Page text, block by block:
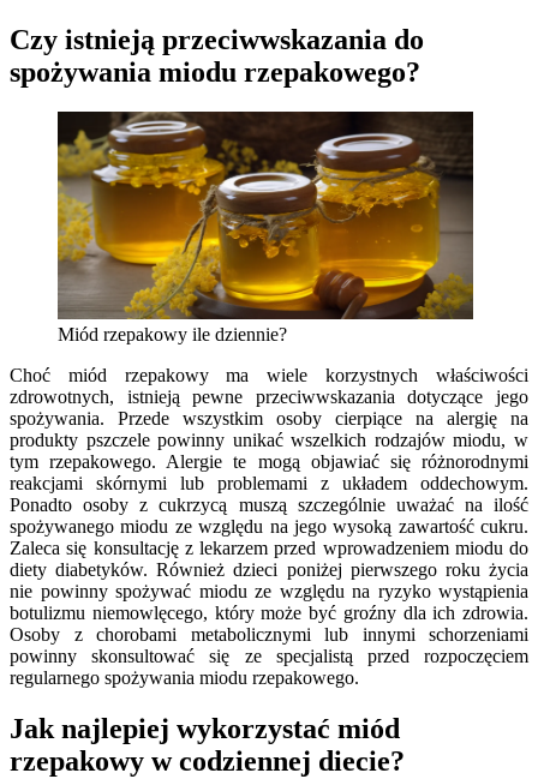
Czy istnieją przeciwwskazania do
spożywania miodu rzepakowego?
Miód rzepakowy ile dziennie?
Choć miód rzepakowy ma wiele korzystnych właściwości
zdrowotnych, istnieją pewne przeciwwskazania dotyczące jego
spożywania. Przede wszystkim osoby cierpiące na alergię na
produkty pszczele powinny unikać wszelkich rodzajów miodu, w
tym rzepakowego. Alergie te mogą objawiać się różnorodnymi
reakcjami skórnymi lub problemami z układem oddechowym.
Ponadto osoby z cukrzycą muszą szczególnie uważać na ilość
spożywanego miodu ze względu na jego wysoką zawartość cukru.
Zaleca się konsultację z lekarzem przed wprowadzeniem miodu do
diety diabetyków. Również dzieci poniżej pierwszego roku życia
nie powinny spożywać miodu ze względu na ryzyko wystąpienia
botulizmu niemowlęcego, który może być groźny dla ich zdrowia.
Osoby z chorobami metabolicznymi lub innymi schorzeniami
powinny skonsultować się ze specjalistą przed rozpoczęciem
regularnego spożywania miodu rzepakowego.
Jak najlepiej wykorzystać miód
rzepakowy w codziennej diecie?